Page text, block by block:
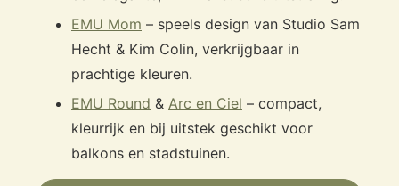
EMU Mom – speels design van Studio Sam
Hecht & Kim Colin, verkrijgbaar in
prachtige kleuren.
EMU Round & Arc en Ciel – compact,
kleurrijk en bij uitstek geschikt voor
balkons en stadstuinen.